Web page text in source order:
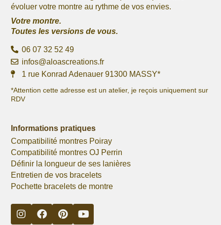
évoluer votre montre au rythme de vos envies.
Votre montre.
Toutes les versions de vous.
06 07 32 52 49
infos@aloascreations.fr
1 rue Konrad Adenauer 91300 MASSY*
*Attention cette adresse est un atelier, je reçois uniquement sur
RDV
Informations pratiques
Compatibilité montres Poiray
Compatibilité montres OJ Perrin
Définir la longueur de ses lanières
Entretien de vos bracelets
Pochette bracelets de montre